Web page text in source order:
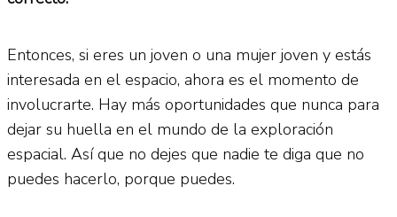
Entonces, si eres un joven o una mujer joven y estás
interesada en el espacio, ahora es el momento de
involucrarte. Hay más oportunidades que nunca para
dejar su huella en el mundo de la exploración
espacial. Así que no dejes que nadie te diga que no
puedes hacerlo, porque puedes.